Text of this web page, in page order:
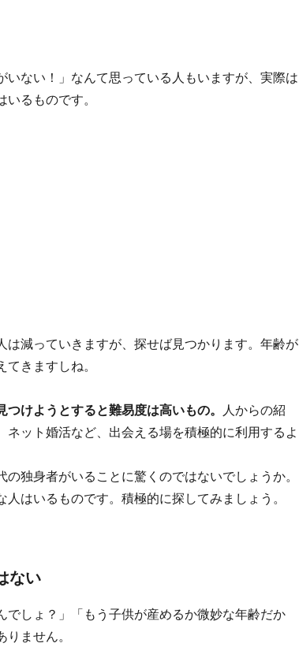
いない！」なんて思っている人もいますが、実際は
るものです。
減っていきますが、探せば見つかります。年齢が
てきますしね。
けようとすると難易度は高いもの。
人からの紹
ット婚活など、出会える場を積極的に利用するよ
独身者がいることに驚くのではないでしょうか。
はいるものです。積極的に探してみましょう。
ない
しょ？」「もう子供が産めるか微妙な年齢だか
ません。